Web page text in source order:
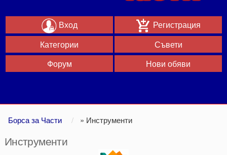
Вход
Регистрация
Категории
Съвети
Форум
Нови обяви
Борса за Части » Инструменти
Инструменти